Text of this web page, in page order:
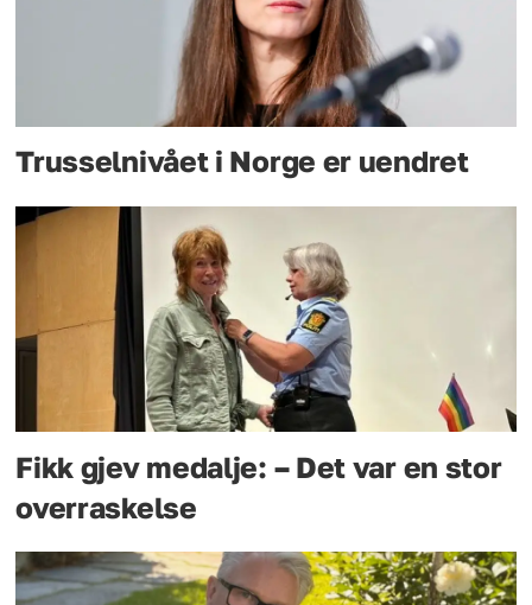
Trusselnivået i Norge er uendret
Fikk gjev medalje: – Det var en stor
overraskelse